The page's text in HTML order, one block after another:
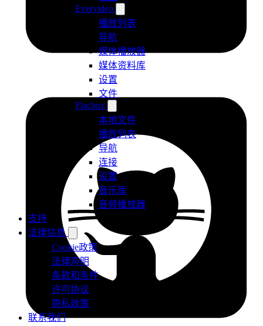
Evervideo
播放列表
导航
媒体播放器
媒体资料库
设置
文件
Flacbox
本地文件
播放列表
导航
连接
设置
音乐库
音频播放器
支持
法律信息
Cookie政策
法律声明
条款和条件
许可协议
隐私政策
联系我们